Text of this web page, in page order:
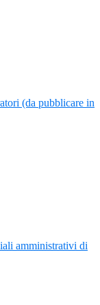
(da pubblicare in
amministrativi di